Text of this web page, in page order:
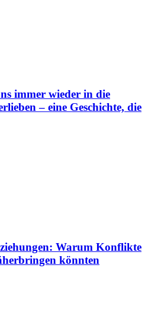
immer wieder in die
– eine Geschichte, die
Warum Konflikte
könnten